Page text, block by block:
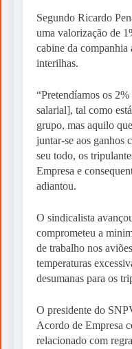
Segundo Ricardo
uma valorização de
cabine da companhia
interilhas.
“Pretendíamos os
salarial], tal como
grupo, mas aquilo
juntar-se aos ganhos
seu todo, os
Empresa e
adiantou.
O sindicalista
comprometeu a
de trabalho nos
temperaturas
desumanas para os
O presidente do
Acordo de Empresa
relacionado com